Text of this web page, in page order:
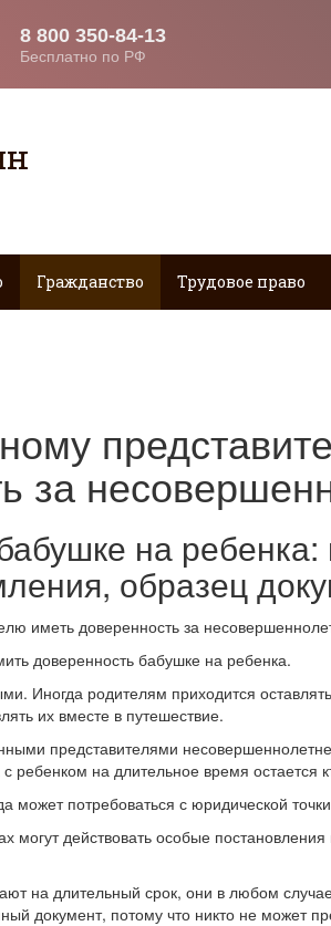
Гражданство Трудовое право
за
на ребенка:
образец
доверенность бабушке на ребенка.
Иногда родителям приходится
их вместе в путешествие.
представителями
ребенком на длительное время остается
может потребоваться с юридической
могут действовать особые
на длительный срок, они в любом
документ, потому что никто не может